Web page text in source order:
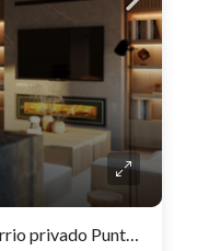
Casa en venta con cochera en barrio privado Punta del Este